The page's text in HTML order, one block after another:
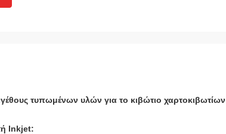
τυπωμένων υλών για το κιβώτιο χαρτοκιβωτίων
Inkjet: